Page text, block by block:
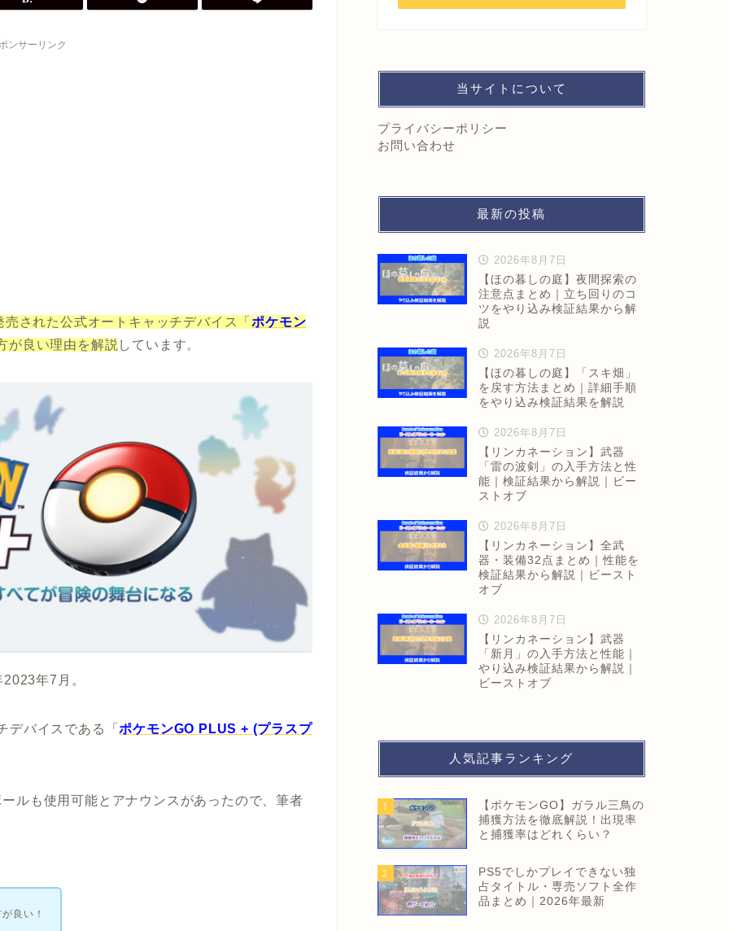
ンサーリンク
売された公式オートキャッチデバイス「ポケモン
が良い理由を解説 しています。
年7月。
デバイスである「ポケモンGO PLUS + (プラスプ
ルも使用可能とアナウンスがあったので、筆者
良い！
当サイトについて
プライバシーポリシー
お問い合わせ
最新の投稿
2026年8月7日
【ほの暮しの庭】夜間探索の
注意点まとめ｜立ち回りのコ
ツをやり込み検証結果から解
説
2026年8月7日
【ほの暮しの庭】「スキ畑」
を戻す方法まとめ｜詳細手順
をやり込み検証結果を解説
2026年8月7日
【リンカネーション】武器
「雷の波剣」の入手方法と性
能｜検証結果から解説｜ビー
ストオブ
2026年8月7日
【リンカネーション】全武
器・装備32点まとめ｜性能を
検証結果から解説｜ビースト
オブ
2026年8月7日
【リンカネーション】武器
「新月」の入手方法と性能｜
やり込み検証結果から解説｜
ビーストオブ
人気記事ランキング
1
【ポケモンGO】ガラル三鳥の
捕獲方法を徹底解説！出現率
と捕獲率はどれくらい？
2
PS5でしかプレイできない独
占タイトル・専売ソフト全作
品まとめ｜2026年最新